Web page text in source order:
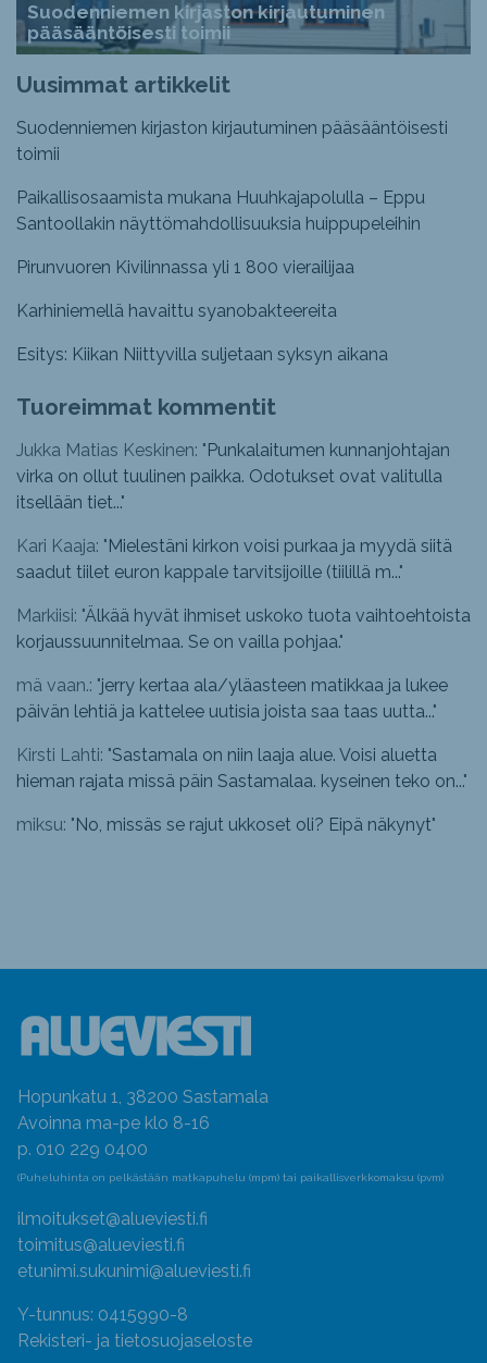
Suodenniemen kirjaston kirjautuminen
pääsääntöisesti toimii
Uusimmat artikkelit
Suodenniemen kirjaston kirjautuminen pääsääntöisesti
toimii
Paikallisosaamista mukana Huuhkajapolulla – Eppu
Santoollakin näyttömahdollisuuksia huippupeleihin
Pirunvuoren Kivilinnassa yli 1 800 vierailijaa
Karhiniemellä havaittu syanobakteereita
Esitys: Kiikan Niittyvilla suljetaan syksyn aikana
Tuoreimmat kommentit
Jukka Matias Keskinen: "Punkalaitumen kunnanjohtajan
virka on ollut tuulinen paikka. Odotukset ovat valitulla
itsellään tiet..."
Kari Kaaja: "Mielestäni kirkon voisi purkaa ja myydä siitä
saadut tiilet euron kappale tarvitsijoille (tiilillä m..."
Markiisi: "Älkää hyvät ihmiset uskoko tuota vaihtoehtoista
korjaussuunnitelmaa. Se on vailla pohjaa."
mä vaan.: "jerry kertaa ala/yläasteen matikkaa ja lukee
päivän lehtiä ja kattelee uutisia joista saa taas uutta..."
Kirsti Lahti: "Sastamala on niin laaja alue. Voisi aluetta
hieman rajata missä päin Sastamalaa. kyseinen teko on..."
miksu: "No, missäs se rajut ukkoset oli? Eipä näkynyt"
Hopunkatu 1, 38200 Sastamala
Avoinna ma-pe klo 8-16
p. 010 229 0400
(Puheluhinta on pelkästään matkapuhelu (mpm) tai paikallisverkkomaksu (pvm)
ilmoitukset@alueviesti.fi
toimitus@alueviesti.fi
etunimi.sukunimi@alueviesti.fi
Y-tunnus: 0415990-8
Rekisteri- ja tietosuojaseloste